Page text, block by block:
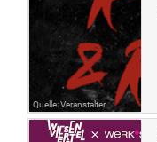
Quelle: Veranstalter